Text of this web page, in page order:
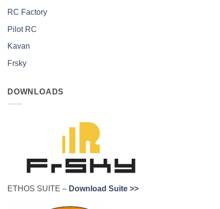
RC Factory
Pilot RC
Kavan
Frsky
DOWNLOADS
ETHOS SUITE – Download Suite >>